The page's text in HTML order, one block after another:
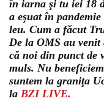
în iarna şi tu iei 18
a eşuat în
leu. Cum a făcut
De la OMS au venit
că noi din punct de
muls. Nu
suntem la graniţa
la BZI LIVE.